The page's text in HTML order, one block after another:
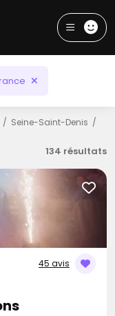
Seine-Saint-Denis
134 résultats
45 avis